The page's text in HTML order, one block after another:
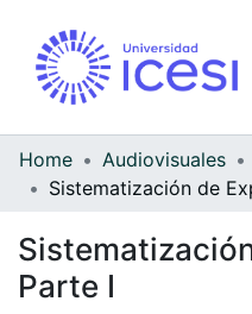
Home Audiovisuales
Parte I